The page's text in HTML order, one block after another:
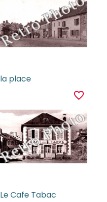
la place
favorite_border
Le Cafe Tabac